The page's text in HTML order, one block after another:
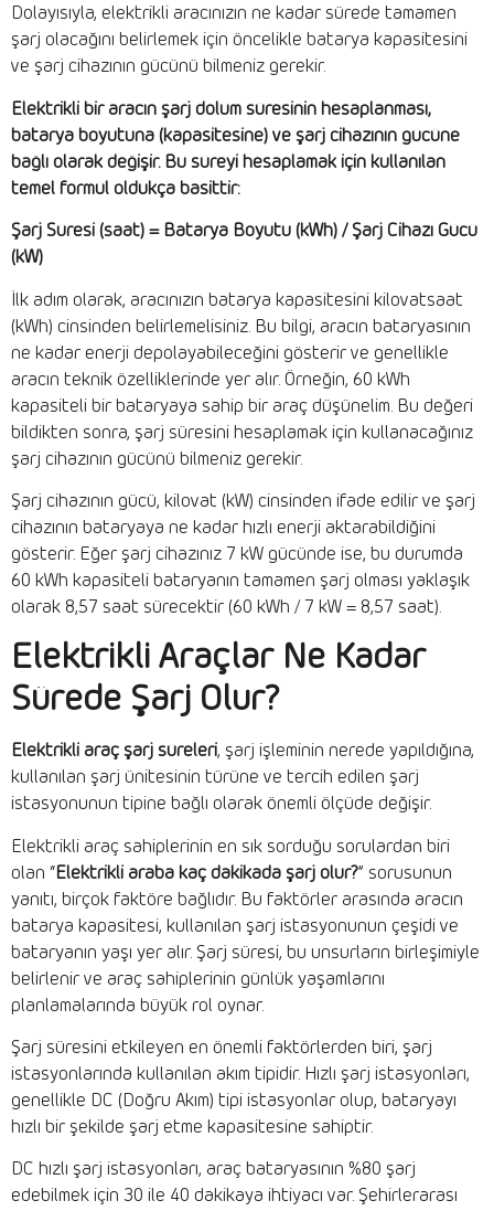
Dolayısıyla, elektrikli aracınızın ne kadar sürede tamamen
şarj olacağını belirlemek için öncelikle batarya kapasitesini
ve şarj cihazının gücünü bilmeniz gerekir.
Elektrikli bir aracın şarj dolum süresinin hesaplanması,
batarya boyutuna (kapasitesine) ve şarj cihazının gücüne
bağlı olarak değişir. Bu süreyi hesaplamak için kullanılan
temel formül oldukça basittir:
Şarj Süresi (saat) = Batarya Boyutu (kWh) / Şarj Cihazı Gücü
(kW)
İlk adım olarak, aracınızın batarya kapasitesini kilovatsaat
(kWh) cinsinden belirlemelisiniz. Bu bilgi, aracın bataryasının
ne kadar enerji depolayabileceğini gösterir ve genellikle
aracın teknik özelliklerinde yer alır. Örneğin, 60 kWh
kapasiteli bir bataryaya sahip bir araç düşünelim. Bu değeri
bildikten sonra, şarj süresini hesaplamak için kullanacağınız
şarj cihazının gücünü bilmeniz gerekir.
Şarj cihazının gücü, kilovat (kW) cinsinden ifade edilir ve şarj
cihazının bataryaya ne kadar hızlı enerji aktarabildiğini
gösterir. Eğer şarj cihazınız 7 kW gücünde ise, bu durumda
60 kWh kapasiteli bataryanın tamamen şarj olması yaklaşık
olarak 8,57 saat sürecektir (60 kWh / 7 kW = 8,57 saat).
Elektrikli Araçlar Ne Kadar
Sürede Şarj Olur?
Elektrikli araç şarj süreleri, şarj işleminin nerede yapıldığına,
kullanılan şarj ünitesinin türüne ve tercih edilen şarj
istasyonunun tipine bağlı olarak önemli ölçüde değişir.
Elektrikli araç sahiplerinin en sık sorduğu sorulardan biri
olan “Elektrikli araba kaç dakikada şarj olur?” sorusunun
yanıtı, birçok faktöre bağlıdır. Bu faktörler arasında aracın
batarya kapasitesi, kullanılan şarj istasyonunun çeşidi ve
bataryanın yaşı yer alır. Şarj süresi, bu unsurların birleşimiyle
belirlenir ve araç sahiplerinin günlük yaşamlarını
planlamalarında büyük rol oynar.
Şarj süresini etkileyen en önemli faktörlerden biri, şarj
istasyonlarında kullanılan akım tipidir. Hızlı şarj istasyonları,
genellikle DC (Doğru Akım) tipi istasyonlar olup, bataryayı
hızlı bir şekilde şarj etme kapasitesine sahiptir.
DC hızlı şarj istasyonları, araç bataryasının %80 şarj
edebilmek için 30 ile 40 dakikaya ihtiyacı var. Şehirlerarası